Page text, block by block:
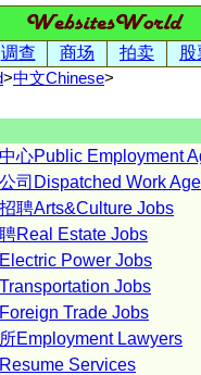
调查 商场 拍卖 股
>中文Chinese>
心Public Employment
司Dispatched Work
聘Arts&Culture Jobs
Real Estate Jobs
Power Jobs
Jobs
Trade Jobs
Employment Lawyers
Services